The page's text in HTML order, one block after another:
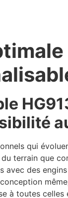
qui
terrain que
des engins
à toutes